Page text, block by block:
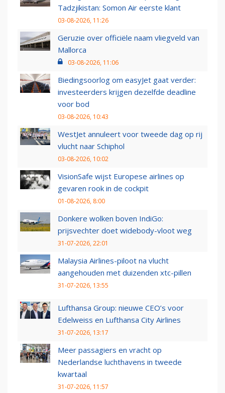
Tadzjikistan: Somon Air eerste klant
03-08-2026, 11:26
Geruzie over officiële naam vliegveld van
Mallorca
03-08-2026, 11:06
Biedingsoorlog om easyJet gaat verder:
investeerders krijgen dezelfde deadline
voor bod
03-08-2026, 10:43
WestJet annuleert voor tweede dag op rij
vlucht naar Schiphol
03-08-2026, 10:02
VisionSafe wijst Europese airlines op
gevaren rook in de cockpit
01-08-2026, 8:00
Donkere wolken boven IndiGo:
prijsvechter doet widebody-vloot weg
31-07-2026, 22:01
Malaysia Airlines-piloot na vlucht
aangehouden met duizenden xtc-pillen
31-07-2026, 13:55
Lufthansa Group: nieuwe CEO’s voor
Edelweiss en Lufthansa City Airlines
31-07-2026, 13:17
Meer passagiers en vracht op
Nederlandse luchthavens in tweede
kwartaal
31-07-2026, 11:57